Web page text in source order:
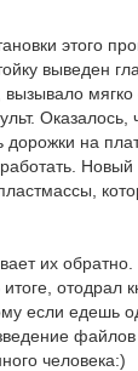
этого
выведен
мягко
Оказалось,
на
Новый
их
отодрал
если едешь
человека:)